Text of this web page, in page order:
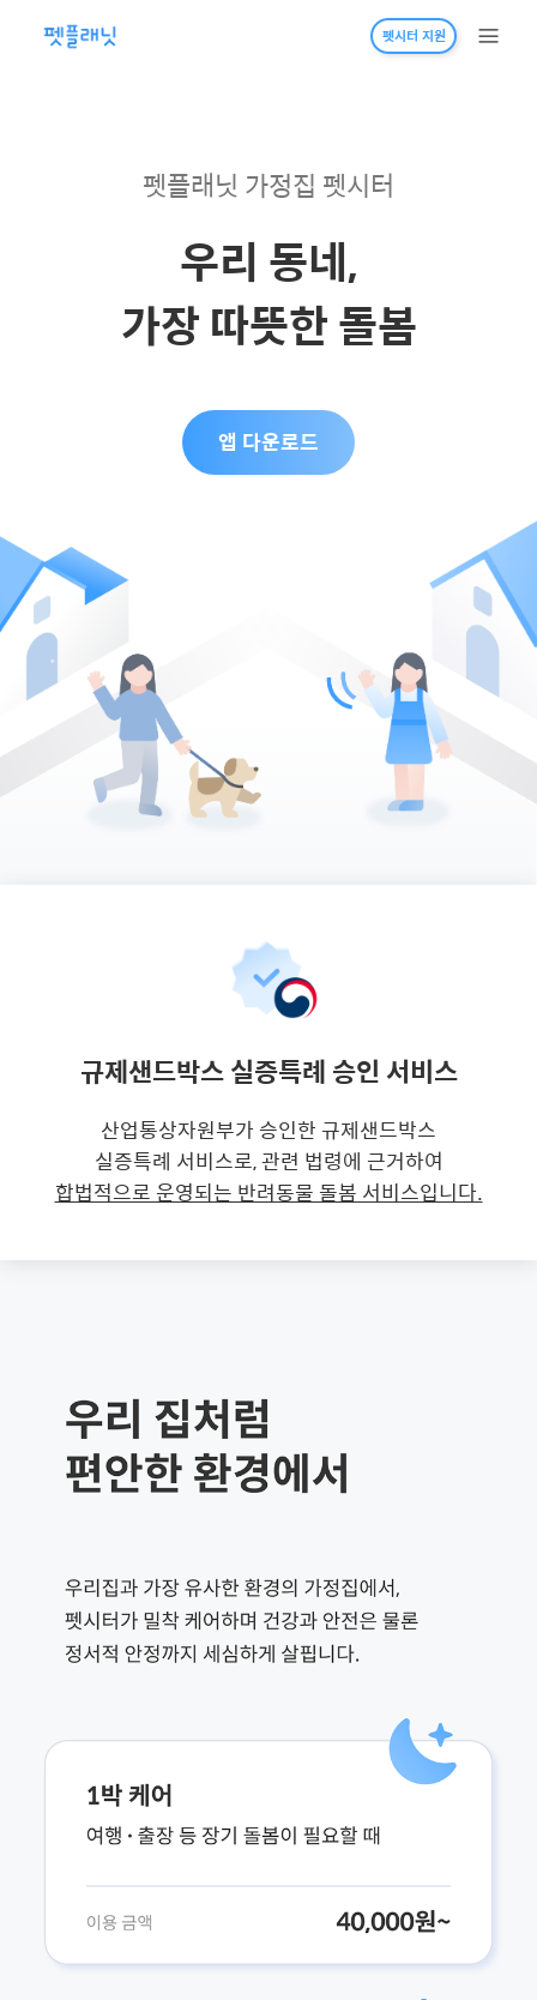
펫시터 지원
펫플래닛 가정집 펫시터
우리 동네,
가장 따뜻한 돌봄
앱 다운로드
규제샌드박스 실증특례 승인 서비스
산업통상자원부가 승인한 규제샌드박스
실증특례 서비스로, 관련 법령에 근거하여
합법적으로 운영되는 반려동물 돌봄 서비스입니다.